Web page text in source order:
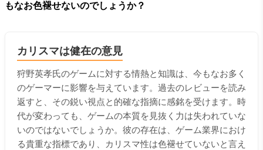
もなお色褪せないのでしょうか？
カリスマは健在の意見
狩野英孝氏のゲームに対する情熱と知識は、今もなお多く
のゲーマーに影響を与えています。過去のレビューを読み
返すと、その鋭い視点と的確な指摘に感銘を受けます。時
代が変わっても、ゲームの本質を見抜く力は失われていな
いのではないでしょうか。彼の存在は、ゲーム業界におけ
る貴重な指標であり、カリスマ性は色褪せていないと言え